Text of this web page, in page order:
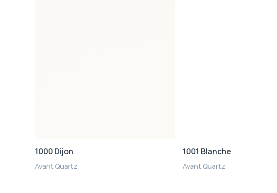
1000 Dijon
Avant Quartz
1001 Blanche
Avant Quartz